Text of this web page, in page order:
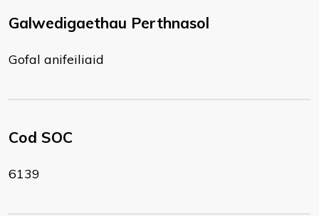
Galwedigaethau Perthnasol
Gofal anifeiliaid
Cod SOC
6139